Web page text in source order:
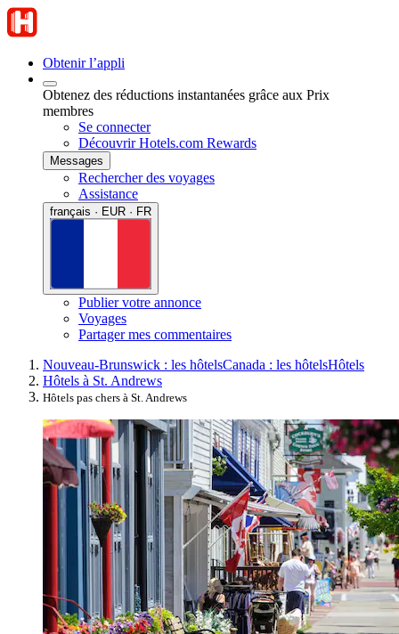
Obtenir l’appli
Obtenez des réductions instantanées grâce aux Prix
membres
Se connecter
Découvrir Hotels.com Rewards
Messages
Rechercher des voyages
Assistance
français · EUR · FR
Publier votre annonce
Voyages
Partager mes commentaires
Nouveau-Brunswick : les hôtelsCanada : les hôtelsHôtels
Hôtels à St. Andrews
Hôtels pas chers à St. Andrews